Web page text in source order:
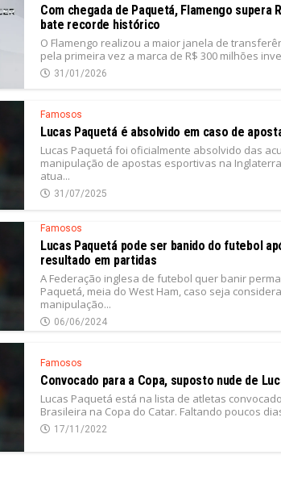
Com chegada de Paquetá, Flamengo supera
bate recorde histórico
O Flamengo realizou a maior janela de
pela primeira vez a marca de R$ 300 milhões
31/01/2026
Famosos
Lucas Paquetá é absolvido em caso de
Lucas Paquetá foi oficialmente absolvido das
manipulação de apostas esportivas na
atua...
31/07/2025
Famosos
Lucas Paquetá pode ser banido do futebol
resultado em partidas
A Federação inglesa de futebol quer banir
Paquetá, meia do West Ham, caso seja
manipulação...
06/06/2024
Famosos
Convocado para a Copa, suposto nude de
Lucas Paquetá está na lista de atletas
Brasileira na Copa do Catar. Faltando poucos
17/11/2022